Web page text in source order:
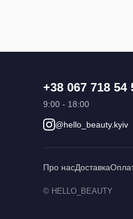
+38 067 718 54
9:00 - 18:00
@hello_beauty.kyiv
Про насДоставка
© HELLO_BEAUTY